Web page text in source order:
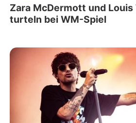
Zara McDermott und Louis
turteln bei WM-Spiel